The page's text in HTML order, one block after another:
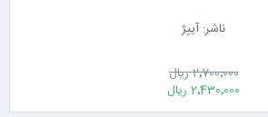
ناشر: آییژ
2٬700٬000 ریال
2٬430٬000 ریال